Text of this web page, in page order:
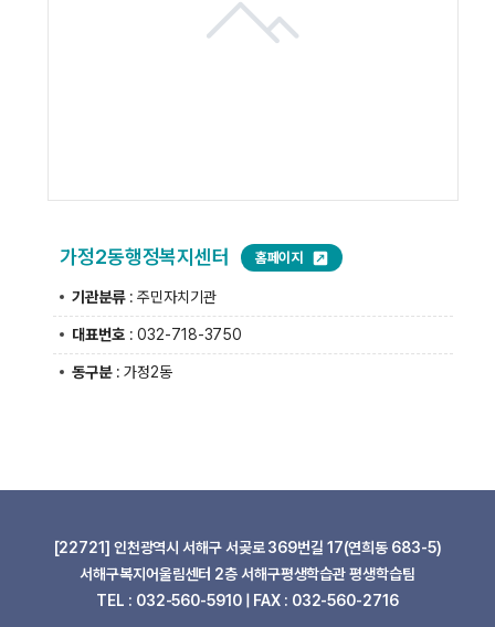
가정2동행정복지센터 홈페이지
기관분류: 주민자치기관
대표번호: 032-718-3750
동구분: 가정2동
[22721] 인천광역시 서해구 서곶로 369번길 17(연희동 683-5)
서해구복지어울림센터 2층 서해구평생학습관 평생학습팀
TEL : 032-560-5910 | FAX : 032-560-2716